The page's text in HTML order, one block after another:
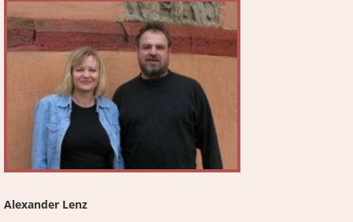
Alexander Lenz